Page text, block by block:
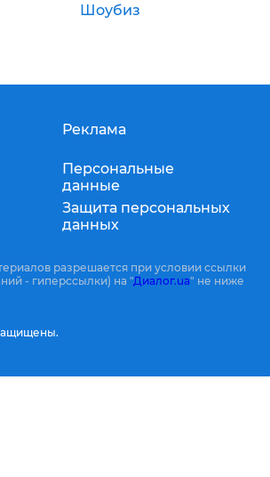
Шоубиз
Реклама
Персональные
данные
Защита персональных
данных
разрешается при условии ссылки
- гиперссылки) на "Диалог.ua" не ниже